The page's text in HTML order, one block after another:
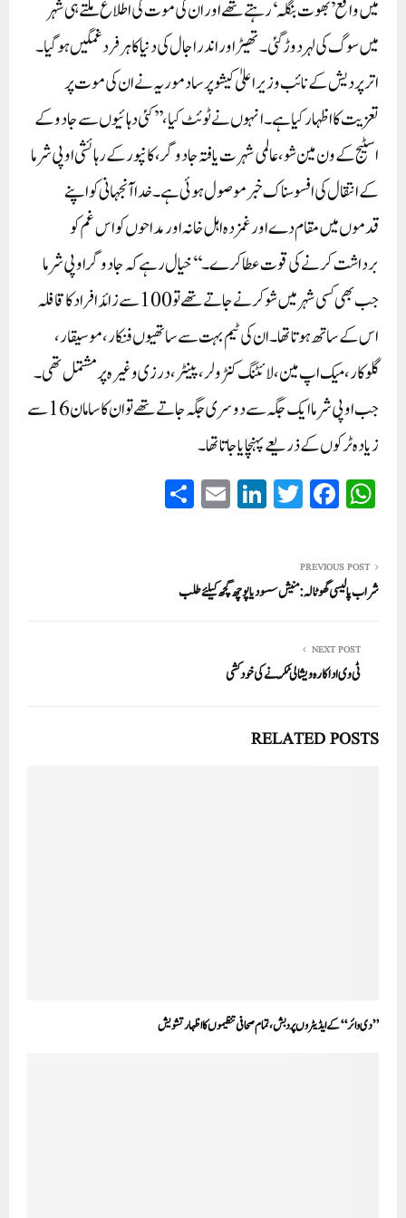
میں واقع ’بھوت بنگلہ‘ رہتے تھے اور ان کی موت کی اطلاع ملتے ہی شہر
میں سوگ کی لہر دوڑ گئی۔ تھیٹر اور اندراجال کی دنیا کا ہر فرد غمگین ہو گیا۔
اتر پردیش کے نائب وزیر اعلیٰ کیشو پرساد موریہ نے ان کی موت پر
تعزیت کا اظہار کیا ہے۔ انہوں نے ٹوئٹ کیا، ’’کئی دہائیوں سے جادو کے
اسٹیج کے ون مین شو، عالمی شہرت یافتہ جادوگر، کانپور کے رہائشی او پی شرما
کے انتقال کی افسوسناک خبر موصول ہوئی ہے۔ خدا آنجہانی کو اپنے
قدموں میں مقام دے اور غمزدہ اہل خانہ اور مداحوں کو اس غم کو
برداشت کرنے کی قوت عطا کرے۔‘‘خیال رہے کہ جادوگر او پی شرما
جب بھی کسی شہر میں شو کرنے جاتے تھے تو 100 سے زائد افراد کا قافلہ
اس کے ساتھ ہوتا تھا۔ ان کی ٹیم بہت سے ساتھیوں فنکار، موسیقار،
گلوکار، میک اپ مین، لائٹنگ کنٹرولر، پینٹر، درزی وغیرہ پر مشتمل تھی۔
جب او پی شرما ایک جگہ سے دوسری جگہ جاتے تھے تو ان کا سامان 16 سے
زیادہ ٹرکوں کے ذریعے پہنچایا جاتا تھا۔
W
ha
A
pp
Fa
ce
ok
T
wi
r
Li
nk
In
E
m
PREVIOUS POST
شراب پالیسی گھوٹالہ: منیش سسودیا پوچھ گچھ کیلئےطلب
NEXT POST
ٹی وی اداکارہ ویشالی ٹکّر نے کی خودکشی
RELATED POSTS
’’دی وائر‘‘ کے ایڈیٹروں پر دبش،تمام صحافی تنظیموں کا اظہار تشویش